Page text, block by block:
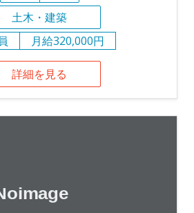
土木・建築
月給320,000円
詳細を見る